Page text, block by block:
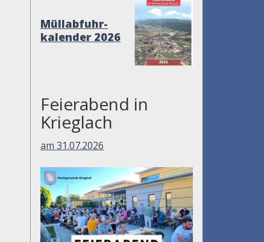
Müllabfuhr-
kalender 2026
Feierabend in
Krieglach
am 31.07.2026